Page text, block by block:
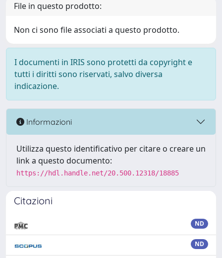
File in questo prodotto:
Non ci sono file associati a questo prodotto.
I documenti in IRIS sono protetti da copyright e
tutti i diritti sono riservati, salvo diversa
indicazione.
Informazioni
Utilizza questo identificativo per citare o creare un
link a questo documento:
https://hdl.handle.net/20.500.12318/18885
Citazioni
ND
ND